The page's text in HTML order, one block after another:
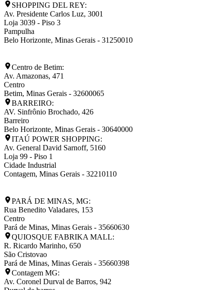
SHOPPING DEL REY:
Av. Presidente Carlos Luz, 3001
Loja 3039 - Piso 3
Pampulha
Belo Horizonte, Minas Gerais - 31250010
Centro de Betim:
Av. Amazonas, 471
Centro
Betim, Minas Gerais - 32600065
BARREIRO:
AV. Sinfrônio Brochado, 426
Barreiro
Belo Horizonte, Minas Gerais - 30640000
ITAÚ POWER SHOPPING:
Av. General David Sarnoff, 5160
Loja 99 - Piso 1
Cidade Industrial
Contagem, Minas Gerais - 32210110
PARÁ DE MINAS, MG:
Rua Benedito Valadares, 153
Centro
Pará de Minas, Minas Gerais - 35660630
QUIOSQUE FABRIKA MALL:
R. Ricardo Marinho, 650
São Cristovao
Pará de Minas, Minas Gerais - 35660398
Contagem MG:
Av. Coronel Durval de Barros, 942